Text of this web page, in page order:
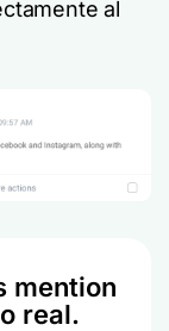
al
mention
real.